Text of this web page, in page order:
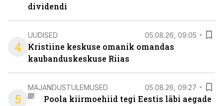
dividendi
4
UUDISED 05.08.26, 09:05
Kristiine keskuse omanik omandas
kaubanduskeskuse Riias
5
MAJANDUSTULEMUSED 05.08.26, 09:27
Poola kiirmoehiid tegi Eestis läbi aegade